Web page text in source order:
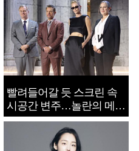
빨려들어갈 듯 스크린 속
시공간 변주…놀란의 메시
지는 ‘전쟁 속죄’